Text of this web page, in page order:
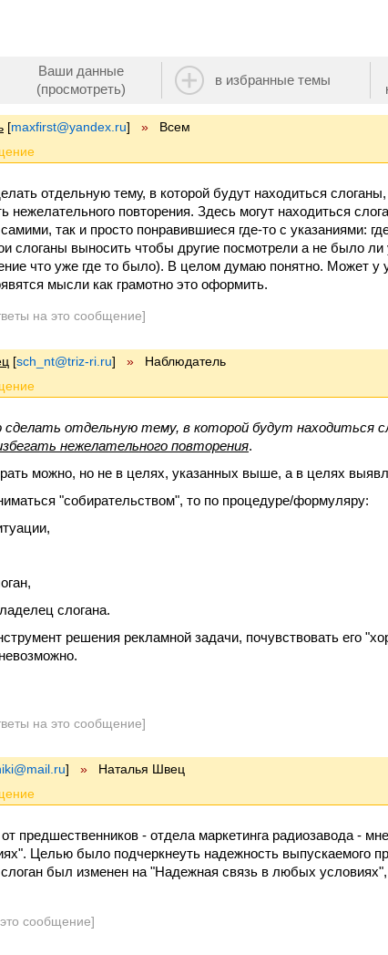
Ваши данные
(просмотреть)
в избранные темы
[maxfirst@yandex.ru] » Всем
отдельную тему, в которой будут находиться слоганы,
нежелательного повторения. Здесь могут находиться
так и просто понравившиеся где-то с указаниями:
слоганы выносить чтобы другие посмотрели а не было ли
что уже где то было). В целом думаю понятно. Может у
мысли как грамотно это оформить.
на это сообщение]
[sch_nt@triz-ri.ru] » Наблюдатель
сделать отдельную тему, в которой будут находиться
нежелательного повторения.
можно, но не в целях, указанных выше, а в целях
"собирательством", то по процедуре/формуляру:
слогана.
решения рекламной задачи, почувствовать его
на это сообщение]
] » Наталья Швец
предшественников - отдела маркетинга радиозавода -
Целью было подчеркнеуть надежность выпускаемого
был изменен на "Надежная связь в любых
сообщение]